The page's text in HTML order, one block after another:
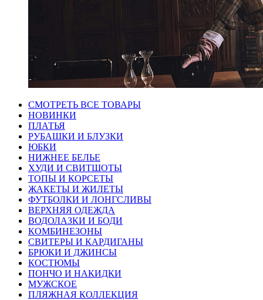
СМОТРЕТЬ ВСЕ ТОВАРЫ
НОВИНКИ
ПЛАТЬЯ
РУБАШКИ И БЛУЗКИ
ЮБКИ
НИЖНЕЕ БЕЛЬЕ
ХУДИ И СВИТШОТЫ
ТОПЫ И КОРСЕТЫ
ЖАКЕТЫ И ЖИЛЕТЫ
ФУТБОЛКИ И ЛОНГСЛИВЫ
ВЕРХНЯЯ ОДЕЖДА
ВОДОЛАЗКИ И БОДИ
КОМБИНЕЗОНЫ
СВИТЕРЫ И КАРДИГАНЫ
БРЮКИ И ДЖИНСЫ
КОСТЮМЫ
ПОНЧО И НАКИДКИ
МУЖСКОЕ
ПЛЯЖНАЯ КОЛЛЕКЦИЯ